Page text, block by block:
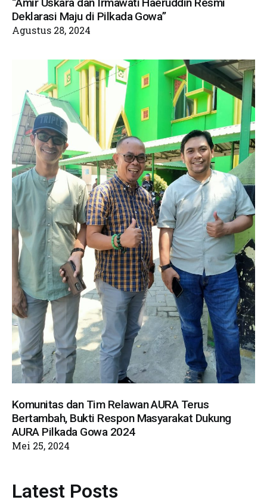
Deklarasi Maju di Pilkada Gowa”
Agustus 28, 2024
Komunitas dan Tim Relawan AURA Terus
Bertambah, Bukti Respon Masyarakat Dukung
AURA Pilkada Gowa 2024
Mei 25, 2024
Latest Posts